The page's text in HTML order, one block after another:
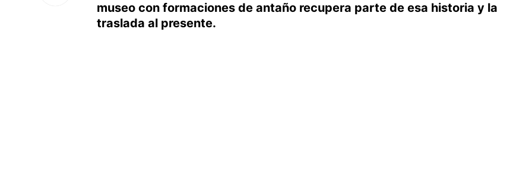
museo con formaciones de antaño recupera parte de esa historia y la
traslada al presente.